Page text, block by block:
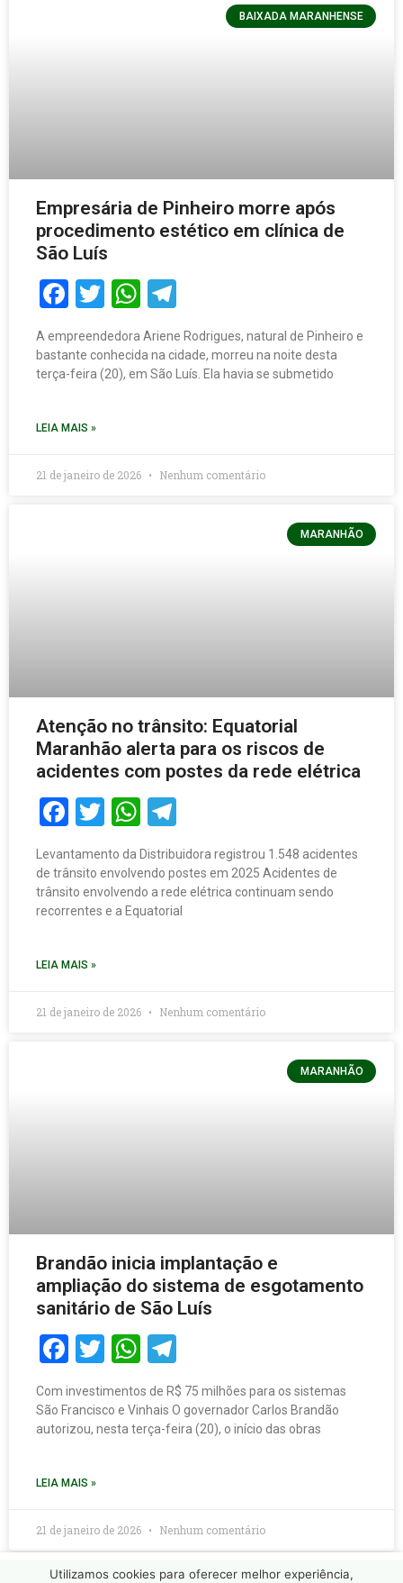
BAIXADA MARANHENSE
Empresária de Pinheiro morre após
procedimento estético em clínica de
São Luís
Facebook
TwitterWhatsApp
A empreendedora Ariene Rodrigues, natural de Pinheiro e
bastante conhecida na cidade, morreu na noite desta
terça-feira (20), em São Luís. Ela havia se submetido
LEIA MAIS »
21 de janeiro de 2026 Nenhum comentário
MARANHÃO
Atenção no trânsito: Equatorial
Maranhão alerta para os riscos de
acidentes com postes da rede elétrica
Facebook
TwitterWhatsApp
Levantamento da Distribuidora registrou 1.548 acidentes
de trânsito envolvendo postes em 2025 Acidentes de
trânsito envolvendo a rede elétrica continuam sendo
recorrentes e a Equatorial
LEIA MAIS »
21 de janeiro de 2026 Nenhum comentário
MARANHÃO
Brandão inicia implantação e
ampliação do sistema de esgotamento
sanitário de São Luís
Facebook
TwitterWhatsApp
Com investimentos de R$ 75 milhões para os sistemas
São Francisco e Vinhais O governador Carlos Brandão
autorizou, nesta terça-feira (20), o início das obras
LEIA MAIS »
21 de janeiro de 2026 Nenhum comentário
Utilizamos cookies para oferecer melhor experiência,